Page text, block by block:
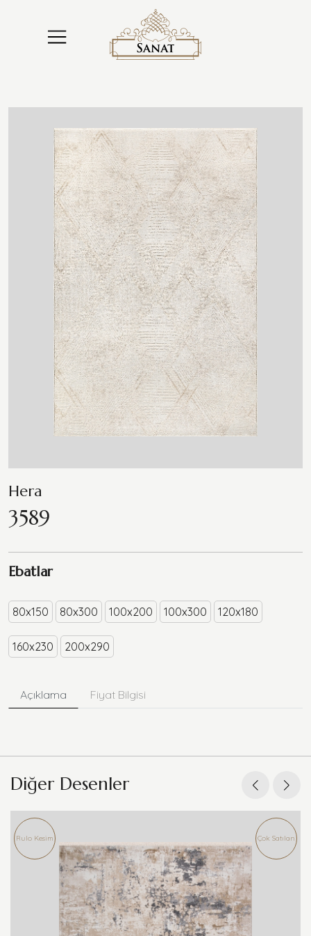
Hera
3589
Ebatlar
80x150 80x300 100x200 100x300 120x180
160x230 200x290
Açıklama Fiyat Bilgisi
Diğer Desenler
Rulo Kesim Çok Satılan